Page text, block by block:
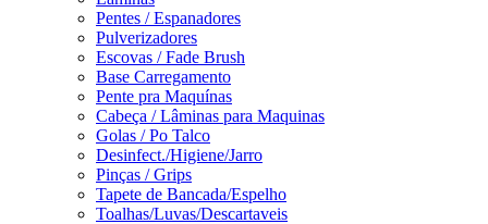
Pentes / Espanadores
Pulverizadores
Escovas / Fade Brush
Base Carregamento
Pente pra Maquínas
Cabeça / Lâminas para Maquinas
Golas / Po Talco
Desinfect./Higiene/Jarro
Pinças / Grips
Tapete de Bancada/Espelho
Toalhas/Luvas/Descartaveis